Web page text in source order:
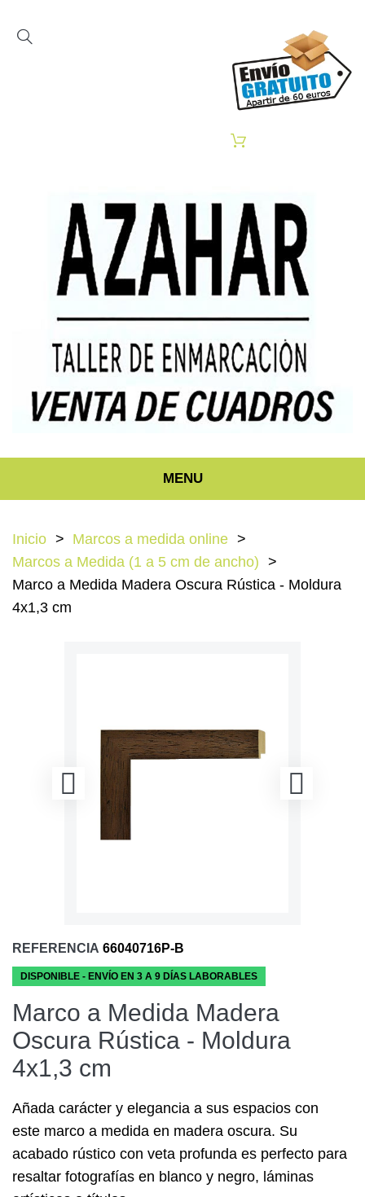
MENU
Inicio
Marcos a medida online
Marcos a Medida (1 a 5 cm de ancho)
Marco a Medida Madera Oscura Rústica - Moldura
4x1,3 cm
REFERENCIA 66040716P-B
DISPONIBLE - ENVÍO EN 3 A 9 DÍAS LABORABLES
Marco a Medida Madera
Oscura Rústica - Moldura
4x1,3 cm
Añada carácter y elegancia a sus espacios con
este marco a medida en madera oscura. Su
acabado rústico con veta profunda es perfecto para
resaltar fotografías en blanco y negro, láminas